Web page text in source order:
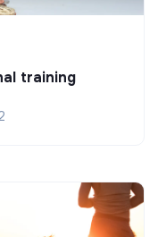
training